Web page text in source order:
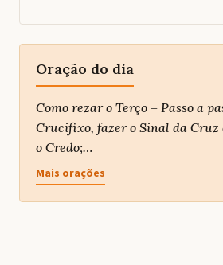
Oração do dia
Como rezar o Terço – Passo a
Crucifixo, fazer o Sinal da Cruz
o Credo;…
Mais orações